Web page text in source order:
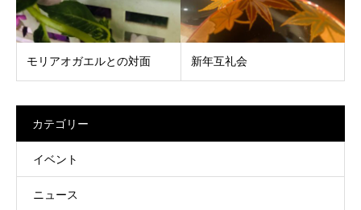
モリアオガエルとの対面 新年互礼会
カテゴリー
イベント
ニュース